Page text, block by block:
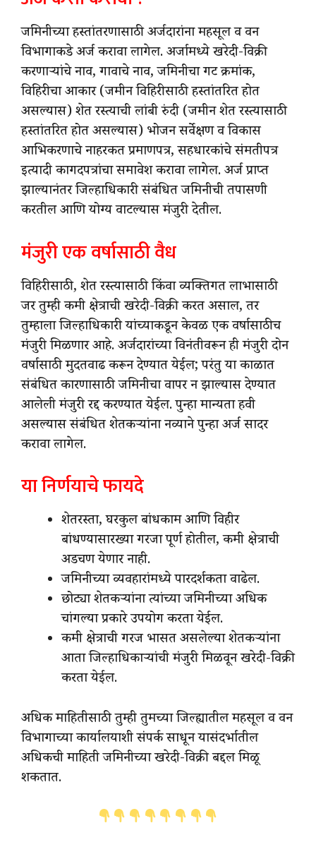
जमिनीच्या हस्तांतरणासाठी अर्जदारांना महसूल व वन
विभागाकडे अर्ज करावा लागेल. अर्जामध्ये खरेदी-विक्री
करणाऱ्यांचे नाव, गावाचे नाव, जमिनीचा गट क्रमांक,
विहिरीचा आकार (जमीन विहिरीसाठी हस्तांतरित होत
असल्यास) शेत रस्त्याची लांबी रुंदी (जमीन शेत रस्त्यासाठी
हस्तांतरित होत असल्यास) भोजन सर्वेक्षण व विकास
आभिकरणाचे नाहरकत प्रमाणपत्र, सहधारकांचे संमतीपत्र
इत्यादी कागदपत्रांचा समावेश करावा लागेल. अर्ज प्राप्त
झाल्यानंतर जिल्हाधिकारी संबंधित जमिनीची तपासणी
करतील आणि योग्य वाटल्यास मंजुरी देतील.
मंजुरी एक वर्षासाठी वैध
विहिरीसाठी, शेत रस्त्यासाठी किंवा व्यक्तिगत लाभासाठी
जर तुम्ही कमी क्षेत्राची खरेदी-विक्री करत असाल, तर
तुम्हाला जिल्हाधिकारी यांच्याकडून केवळ एक वर्षासाठीच
मंजुरी मिळणार आहे. अर्जदारांच्या विनंतीवरून ही मंजुरी दोन
वर्षासाठी मुदतवाढ करून देण्यात येईल; परंतु या काळात
संबंधित कारणासाठी जमिनीचा वापर न झाल्यास देण्यात
आलेली मंजुरी रद्द करण्यात येईल. पुन्हा मान्यता हवी
असल्यास संबंधित शेतकऱ्यांना नव्याने पुन्हा अर्ज सादर
करावा लागेल.
या निर्णयाचे फायदे
शेतरस्ता, घरकुल बांधकाम आणि विहीर
बांधण्यासारख्या गरजा पूर्ण होतील, कमी क्षेत्राची
अडचण येणार नाही.
जमिनीच्या व्यवहारांमध्ये पारदर्शकता वाढेल.
छोट्या शेतकऱ्यांना त्यांच्या जमिनीच्या अधिक
चांगल्या प्रकारे उपयोग करता येईल.
कमी क्षेत्राची गरज भासत असलेल्या शेतकऱ्यांना
आता जिल्हाधिकाऱ्यांची मंजुरी मिळवून खरेदी-विक्री
करता येईल.
अधिक माहितीसाठी तुम्ही तुमच्या जिल्ह्यातील महसूल व वन
विभागाच्या कार्यालयाशी संपर्क साधून यासंदर्भातील
अधिकची माहिती जमिनीच्या खरेदी-विक्री बद्दल मिळू
शकतात.